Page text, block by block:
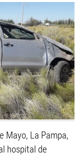
Mayo, La Pampa,
hospital de